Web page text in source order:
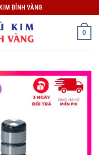
ĐỈNH VÀNG
0